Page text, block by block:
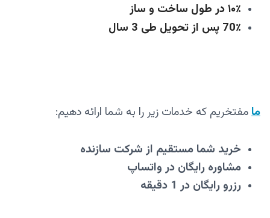
۱۰٪ در طول ساخت و ساز
70٪ پس از تحویل طی 3 سال
مامفتخریم که خدمات زیر را به شما ارائه دهیم:
خرید شما مستقیم از شرکت سازنده
مشاوره رایگان در واتساپ
رزرو رایگان در 1 دقیقه